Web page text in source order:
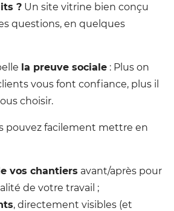
? Un site vitrine bien conçu
questions, en quelques
la preuve sociale : Plus on
vous font confiance, plus il
choisir.
pouvez facilement mettre en
vos chantiers avant/après pour
de votre travail ;
, directement visibles (et